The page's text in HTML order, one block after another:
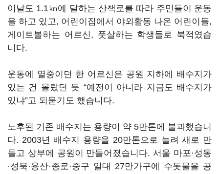
이날도 1.1㎞에 달하는 산책로를 따라 주민들이 운동
을 하고 있고, 어린이집에서 야외활동 나온 어린이들,
게이트볼하는 어르신, 풋살하는 학생들로 북적였습
니다.
운동에 열중이던 한 어르신은 공원 지하에 배수지가
있는 건 몰랐던 듯 “예전이 아니라 지금도 배수지가
있냐”고 되묻기도 했습니다.
노후된 기존 배수지는 용량이 약 5만톤에 불과했습니
다. 2003년 배수지 용량을 20만톤으로 늘려 새로 만
들고 상부에 공원이 만들어졌습니다. 서울 마포·성동
·성북·용산·종로·중구 일대 27만가구에 수돗물을 공